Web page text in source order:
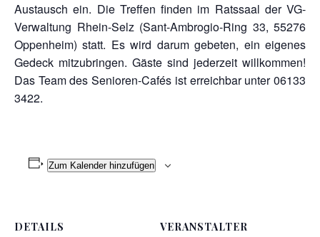
Austausch ein. Die Treffen finden im Ratssaal der VG-
Verwaltung Rhein-Selz (Sant-Ambrogio-Ring 33, 55276
Oppenheim) statt. Es wird darum gebeten, ein eigenes
Gedeck mitzubringen. Gäste sind jederzeit willkommen!
Das Team des Senioren-Cafés ist erreichbar unter 06133
3422.
Zum Kalender hinzufügen
DETAILS VERANSTALTER